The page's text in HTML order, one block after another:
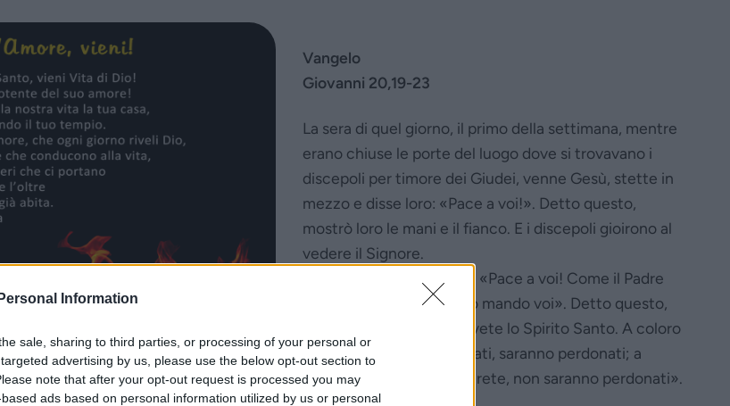
Information
sale, sharing to third parties, or processing of your personal or
advertising by us, please use the below opt-out section to
note that after your opt-out request is processed you may
ads based on personal information utilized by us or personal
Vangelo
Giovanni 20,19-23
La sera di quel giorno, il primo della settimana, mentre
erano chiuse le porte del luogo dove si trovavano i
discepoli per timore dei Giudei, venne Gesù, stette in
mezzo e disse loro: «Pace a voi!». Detto questo,
mostrò loro le mani e il fianco. E i discepoli gioirono al
vedere il Signore.
Gesù disse loro di nuovo: «Pace a voi! Come il Padre
ha mandato me, anche io mando voi». Detto questo,
soffiò e disse loro: «Ricevete lo Spirito Santo. A coloro
a cui perdonerete i peccati, saranno perdonati; a
coloro a cui non perdonerete, non saranno perdonati».